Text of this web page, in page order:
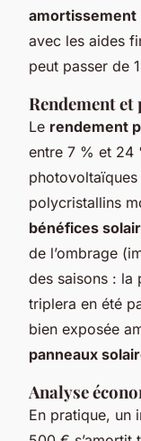
amortissement
avec les aides
peut passer de
Rendement
Le rendement
entre 7 % et 24
polycristallins
bénéfices
de l’ombrage
des saisons : la
triplera en été
bien exposée
panneaux
Analyse
En pratique, un